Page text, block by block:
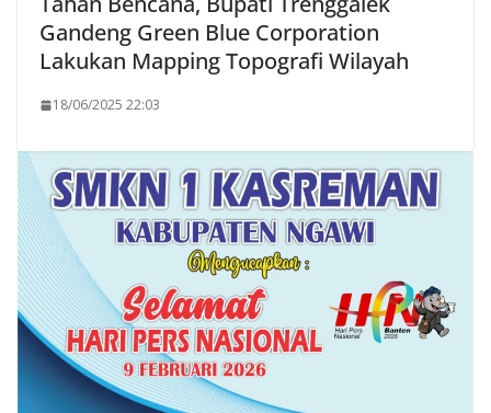
Gandeng Green Blue Corporation
Lakukan Mapping Topografi Wilayah
18/06/2025 22:03